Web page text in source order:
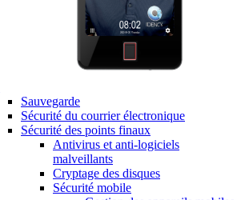
Sauvegarde
Sécurité du courrier électronique
Sécurité des points finaux
Antivirus et anti-logiciels
malveillants
Cryptage des disques
Sécurité mobile